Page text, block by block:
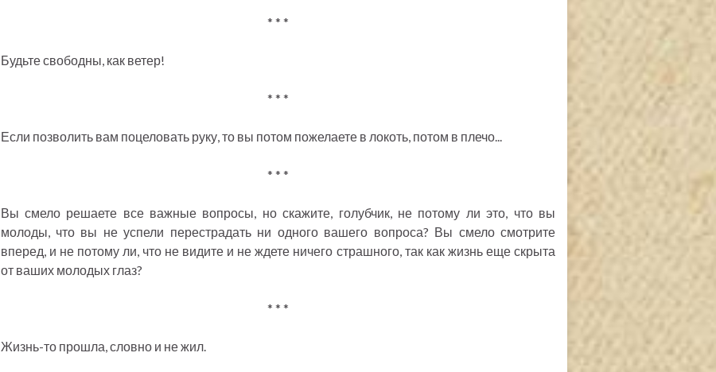
* * *
Будьте свободны, как ветер!
* * *
Если позволить вам поцеловать руку, то вы потом пожелаете в локоть, потом в плечо...
* * *
Вы смело решаете все важные вопросы, но скажите, голубчик, не потому ли это, что вы
молоды, что вы не успели перестрадать ни одного вашего вопроса? Вы смело смотрите
вперед, и не потому ли, что не видите и не ждете ничего страшного, так как жизнь еще скрыта
от ваших молодых глаз?
* * *
Жизнь-то прошла, словно и не жил.